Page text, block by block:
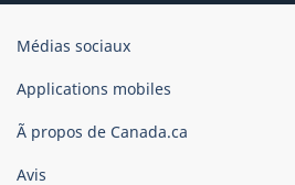
Organisation
gouvernement
Canada
Médias sociaux
Applications mobiles
Ã propos de Canada.ca
Avis